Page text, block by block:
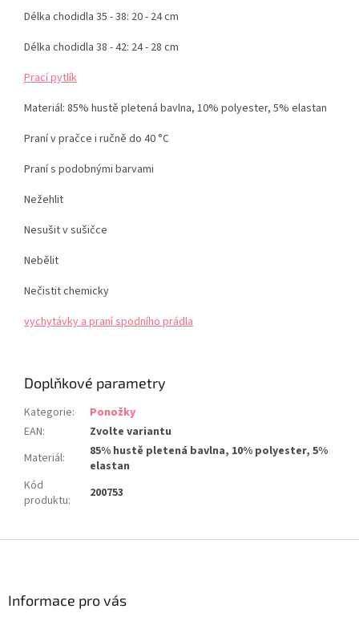
Délka chodidla 35 - 38: 20 - 24 cm
Délka chodidla 38 - 42: 24 - 28 cm
Prací pytlík
Materiál: 85% hustě pletená bavlna, 10% polyester, 5% elastan
Praní v pračce i ručně do 40 °C
Praní s podobnými barvami
Nežehlit
Nesušit v sušičce
Nebělit
Nečistit chemicky
vychytávky a praní spodního prádla
Doplňkové parametry
Kategorie:
Ponožky
EAN:
Zvolte variantu
Materiál:
85% hustě pletená bavlna, 10% polyester, 5%
elastan
Kód
produktu: 200753
Informace pro vás